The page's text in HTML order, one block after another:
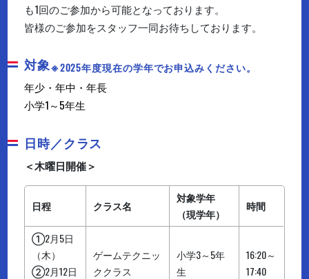
も1回のご参加から可能となっております。
皆様のご参加をスタッフ一同お待ちしております。
対象 ※2025年度現在の学年でお申込みください。
年少・年中・年長
小学1～5年生
日時／クラス
＜木曜日開催＞
日程 クラス名
対象学年
（現学年）
時間
①2月5日
（木）
②2月12日
ゲームテクニッ
ククラス
小学3～5年
生
16:20～
17:40